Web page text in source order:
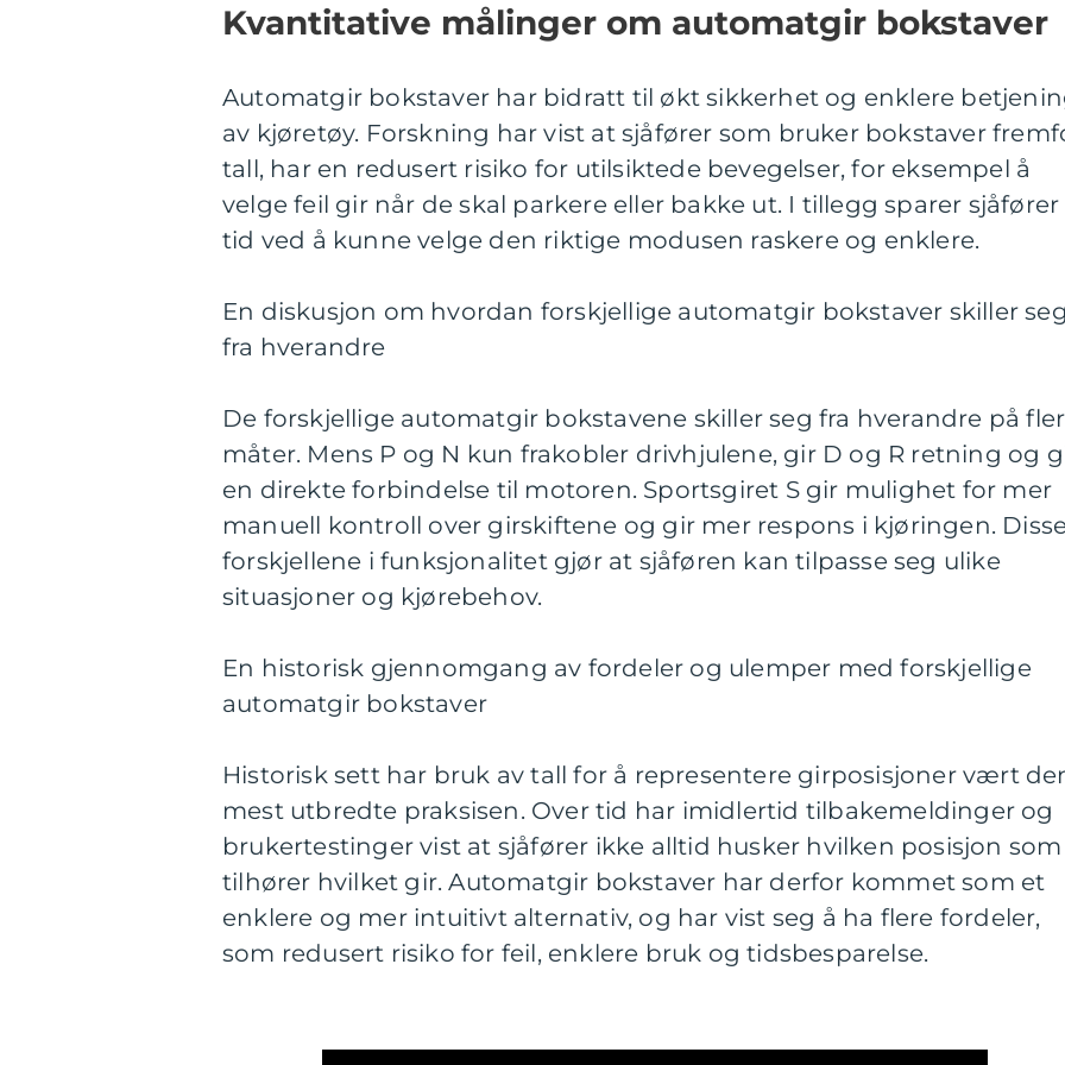
Kvantitative målinger om automatgir bokstaver
Automatgir bokstaver har bidratt til økt sikkerhet og enklere
av kjøretøy. Forskning har vist at sjåfører som bruker bokstaver
tall, har en redusert risiko for utilsiktede bevegelser, for eksempel å
velge feil gir når de skal parkere eller bakke ut. I tillegg sparer sjåfører
tid ved å kunne velge den riktige modusen raskere og enklere.
En diskusjon om hvordan forskjellige automatgir bokstaver skiller seg
fra hverandre
De forskjellige automatgir bokstavene skiller seg fra hverandre på
måter. Mens P og N kun frakobler drivhjulene, gir D og R retning og
en direkte forbindelse til motoren. Sportsgiret S gir mulighet for mer
manuell kontroll over girskiftene og gir mer respons i kjøringen.
forskjellene i funksjonalitet gjør at sjåføren kan tilpasse seg ulike
situasjoner og kjørebehov.
En historisk gjennomgang av fordeler og ulemper med forskjellige
automatgir bokstaver
Historisk sett har bruk av tall for å representere girposisjoner vært
mest utbredte praksisen. Over tid har imidlertid tilbakemeldinger og
brukertestinger vist at sjåfører ikke alltid husker hvilken posisjon som
tilhører hvilket gir. Automatgir bokstaver har derfor kommet som et
enklere og mer intuitivt alternativ, og har vist seg å ha flere fordeler,
som redusert risiko for feil, enklere bruk og tidsbesparelse.